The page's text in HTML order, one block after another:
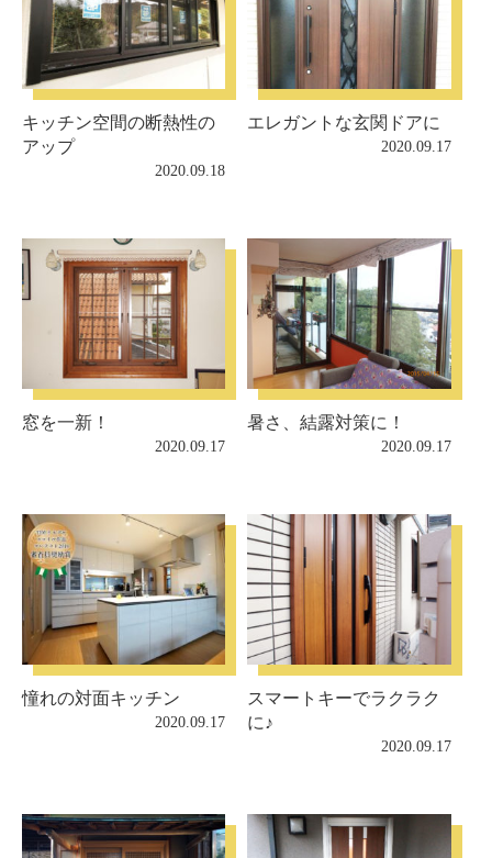
キッチン空間の断熱性の
アップ
2020.09.18
エレガントな玄関ドアに
2020.09.17
窓を一新！
2020.09.17
暑さ、結露対策に！
2020.09.17
憧れの対面キッチン
2020.09.17
スマートキーでラクラク
に♪
2020.09.17